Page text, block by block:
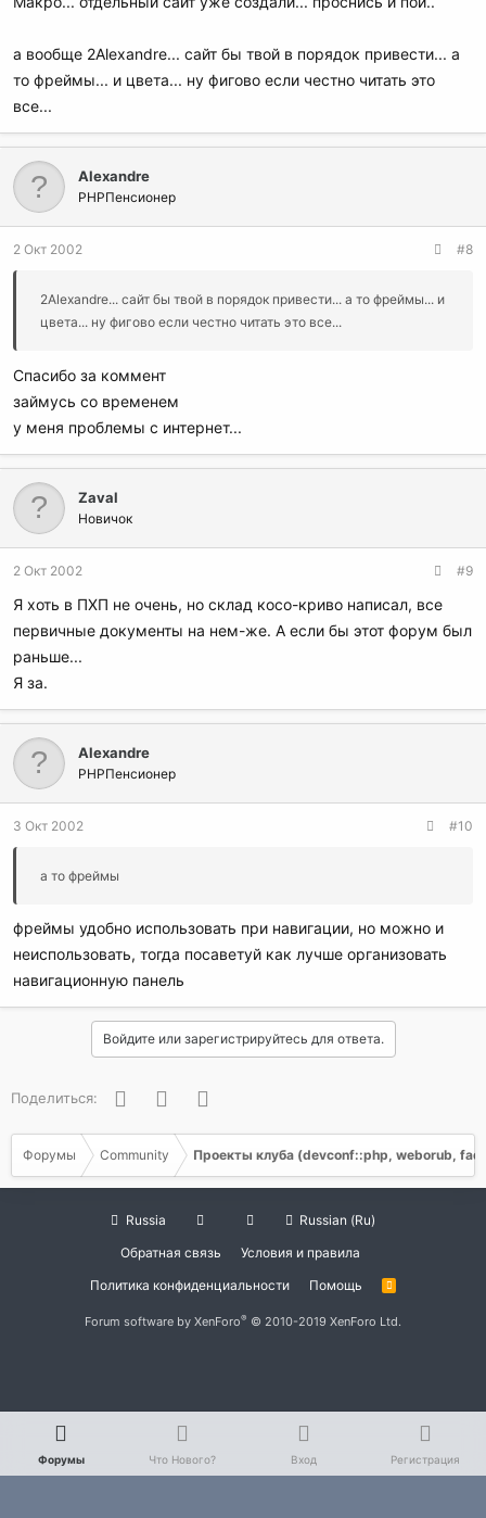
а вообще 2Alexandre... сайт бы твой в порядок привести... а
то фреймы... и цвета... ну фигово если честно читать это
все...
Alexandre
PHPПенсионер
2 Окт 2002 #8
2Alexandre... сайт бы твой в порядок привести... а то фреймы... и
цвета... ну фигово если честно читать это все...
Спасибо за коммент
займусь со временем
у меня проблемы с интернет...
Zaval
Новичок
2 Окт 2002 #9
Я хоть в ПХП не очень, но склад косо-криво написал, все
первичные документы на нем-же. А если бы этот форум был
раньше...
Я за.
Alexandre
PHPПенсионер
3 Окт 2002 #10
а то фреймы
фреймы удобно использовать при навигации, но можно и
неиспользовать, тогда посаветуй как лучше организовать
навигационную панель
Войдите или зарегистрируйтесь для ответа.
Поделиться: FacebookTwitter
Форумы Community Проекты клуба (devconf::php, weborub,
Russia
Russian (Ru)
Обратная связь
Условия и правила
Политика конфиденциальности
Помощь
R
Forum software by XenForo® © 2010-2019 XenForo Ltd.
Форумы Что Нового? Вход Регистрация